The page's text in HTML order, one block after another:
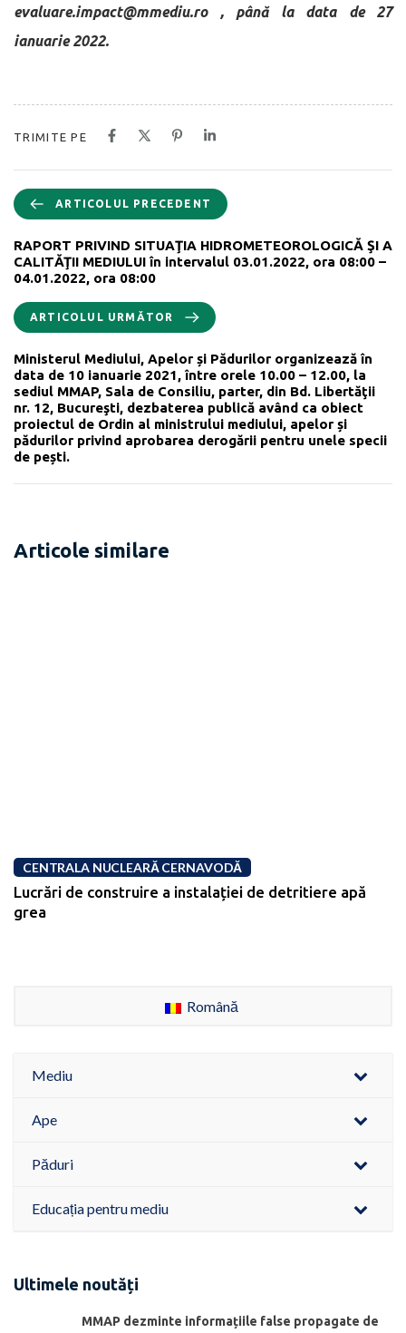
evaluare.impact@mmediu.ro , până la data de 27
ianuarie 2022.
TRIMITE PE
ARTICOLUL PRECEDENT
RAPORT PRIVIND SITUAŢIA HIDROMETEOROLOGICĂ ŞI A
CALITĂŢII MEDIULUI în intervalul 03.01.2022, ora 08:00 –
04.01.2022, ora 08:00
ARTICOLUL URMĂTOR
Ministerul Mediului, Apelor și Pădurilor organizează în
data de 10 ianuarie 2021, între orele 10.00 – 12.00, la
sediul MMAP, Sala de Consiliu, parter, din Bd. Libertăţii
nr. 12, Bucureşti, dezbaterea publică având ca obiect
proiectul de Ordin al ministrului mediului, apelor și
pădurilor privind aprobarea derogării pentru unele specii
de pești.
Articole similare
CENTRALA NUCLEARĂ CERNAVODĂ
Lucrări de construire a instalației de detritiere apă
grea
Română
Mediu
Ape
Păduri
Educația pentru mediu
Ultimele noutăți
MMAP dezminte informațiile false propagate de